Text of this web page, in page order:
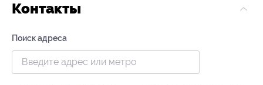
Контакты
Поиск адреса